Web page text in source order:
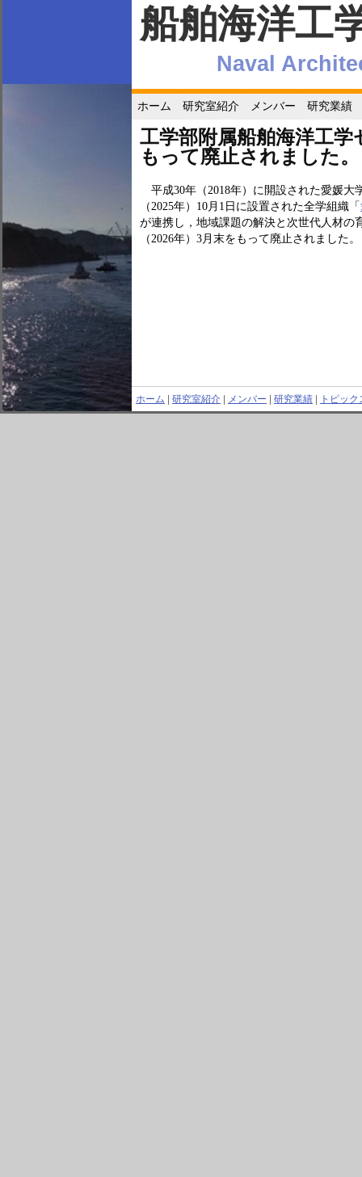
船舶海洋工
Naval
ホーム 研究室紹介 メンバー 研究業績
工学部附属船舶海洋工
もって廃止されました。
平成30年（2018年）に開設された愛媛大
（2025年）10月1日に設置された全学組織「
が連携し，地域課題の解決と次世代人材の
（2026年）3月末をもって廃止されました。
ホーム 研究室紹介 メンバー 研究業績 トピック